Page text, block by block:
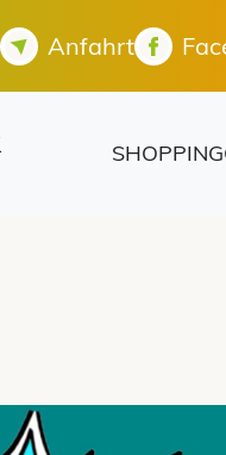
Anfahrt
SHOPPING